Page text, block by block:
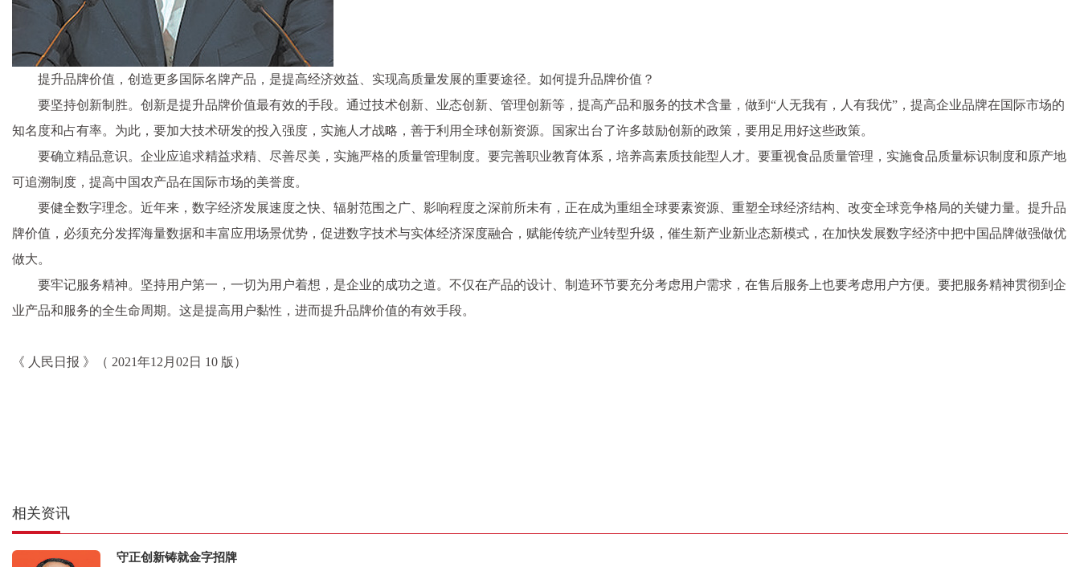
提升品牌价值，创造更多国际名牌产品，是提高经济效益、实现高质量发展的重要途径。如何提升品牌价值？
要坚持创新制胜。创新是提升品牌价值最有效的手段。通过技术创新、业态创新、管理创新等，提高产品和服务的技术含量，做到“人无我有，人有我优”，提高企业品牌在国际市场的
知名度和占有率。为此，要加大技术研发的投入强度，实施人才战略，善于利用全球创新资源。国家出台了许多鼓励创新的政策，要用足用好这些政策。
要确立精品意识。企业应追求精益求精、尽善尽美，实施严格的质量管理制度。要完善职业教育体系，培养高素质技能型人才。要重视食品质量管理，实施食品质量标识制度和原产地
可追溯制度，提高中国农产品在国际市场的美誉度。
要健全数字理念。近年来，数字经济发展速度之快、辐射范围之广、影响程度之深前所未有，正在成为重组全球要素资源、重塑全球经济结构、改变全球竞争格局的关键力量。提升品
牌价值，必须充分发挥海量数据和丰富应用场景优势，促进数字技术与实体经济深度融合，赋能传统产业转型升级，催生新产业新业态新模式，在加快发展数字经济中把中国品牌做强做优
做大。
要牢记服务精神。坚持用户第一，一切为用户着想，是企业的成功之道。不仅在产品的设计、制造环节要充分考虑用户需求，在售后服务上也要考虑用户方便。要把服务精神贯彻到企
业产品和服务的全生命周期。这是提高用户黏性，进而提升品牌价值的有效手段。
《 人民日报 》（ 2021年12月02日 10 版）
相关资讯
守正创新铸就金字招牌